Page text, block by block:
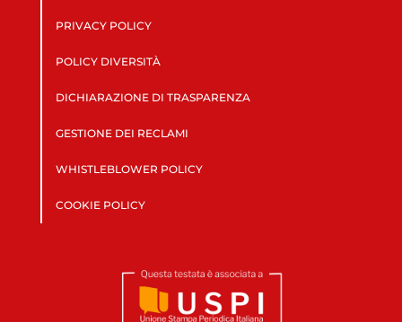
PRIVACY POLICY
POLICY DIVERSITÀ
DICHIARAZIONE DI TRASPARENZA
GESTIONE DEI RECLAMI
WHISTLEBLOWER POLICY
COOKIE POLICY